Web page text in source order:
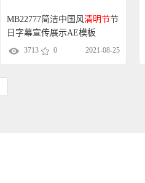
MB22777简洁中国风清明节节
日字幕宣传展示AE模板
3713 0 2021-08-25